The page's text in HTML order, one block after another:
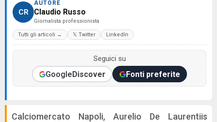
CR
AUTORE
Claudio Russo
Giornalista professionista
Tutti gli articoli → 𝕏 Twitter LinkedIn
Seguici su
GoogleDiscover Fonti preferite
Calciomercato Napoli, Aurelio De Laurentiis